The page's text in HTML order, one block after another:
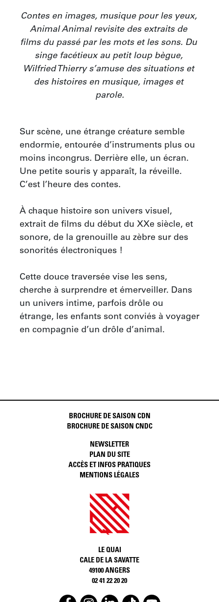
Contes en images, musique pour les yeux,
Animal Animal revisite des extraits de
films du passé par les mots et les sons. Du
singe facétieux au petit loup bègue,
Wilfried Thierry s’amuse des situations et
des histoires en musique, images et
parole.
Sur scène, une étrange créature semble
endormie, entourée d’instruments plus ou
moins incongrus. Derrière elle, un écran.
Une petite souris y apparaît, la réveille.
C’est l’heure des contes.
À chaque histoire son univers visuel,
extrait de films du début du XXe siècle, et
sonore, de la grenouille au zèbre sur des
sonorités électroniques !
Cette douce traversée vise les sens,
cherche à surprendre et émerveiller. Dans
un univers intime, parfois drôle ou
étrange, les enfants sont conviés à voyager
en compagnie d’un drôle d’animal.
BROCHURE DE SAISON CDN
BROCHURE DE SAISON CNDC
NEWSLETTER
PLAN DU SITE
ACCÈS ET INFOS PRATIQUES
MENTIONS LÉGALES
LE QUAI
CALE DE LA SAVATTE
49100 ANGERS
02 41 22 20 20